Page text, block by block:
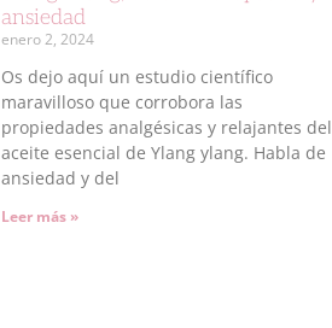
ansiedad
enero 2, 2024
Os dejo aquí un estudio científico
maravilloso que corrobora las
propiedades analgésicas y relajantes del
aceite esencial de Ylang ylang. Habla de
ansiedad y del
Leer más »